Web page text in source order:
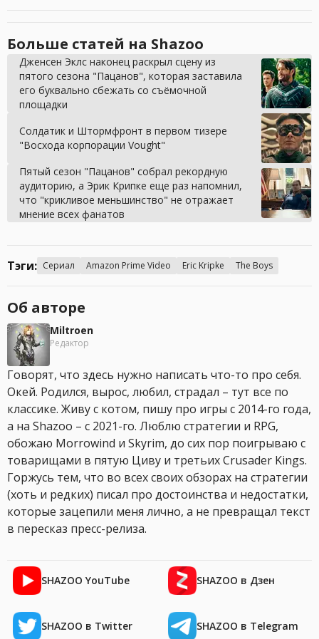
Больше статей на Shazoo
Дженсен Эклс наконец раскрыл сцену из
пятого сезона "Пацанов", которая заставила
его буквально сбежать со съёмочной
площадки
Солдатик и Штормфронт в первом тизере
"Восхода корпорации Vought"
Пятый сезон "Пацанов" собрал рекордную
аудиторию, а Эрик Крипке еще раз напомнил,
что "крикливое меньшинство" не отражает
мнение всех фанатов
Тэги: Сериал Amazon Prime Video Eric Kripke The Boys
Об авторе
Miltroen
Редактор
Говорят, что здесь нужно написать что-то про себя.
Окей. Родился, вырос, любил, страдал – тут все по
классике. Живу с котом, пишу про игры с 2014-го года,
а на Shazoo – с 2021-го. Люблю стратегии и RPG,
обожаю Morrowind и Skyrim, до сих пор поигрываю с
товарищами в пятую Циву и третьих Crusader Kings.
Горжусь тем, что во всех своих обзорах на стратегии
(хоть и редких) писал про достоинства и недостатки,
которые зацепили меня лично, а не превращал текст
в пересказ пресс-релиза.
SHAZOO YouTube SHAZOO в Дзен
SHAZOO в Twitter SHAZOO в Telegram